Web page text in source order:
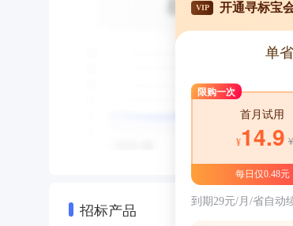
招标产品
VIP 开通寻标宝
单
限购一次
首月试用
¥14.9
每日仅0.48元
到期29元/月/省自动